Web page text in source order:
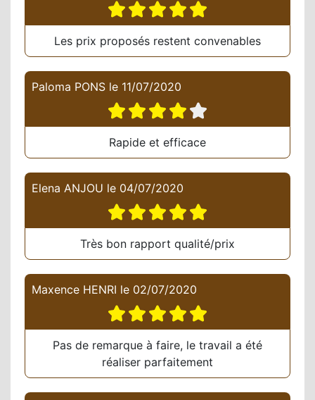
Les prix proposés restent convenables
Paloma PONS le 11/07/2020
Rapide et efficace
Elena ANJOU le 04/07/2020
Très bon rapport qualité/prix
Maxence HENRI le 02/07/2020
Pas de remarque à faire, le travail a été
réaliser parfaitement